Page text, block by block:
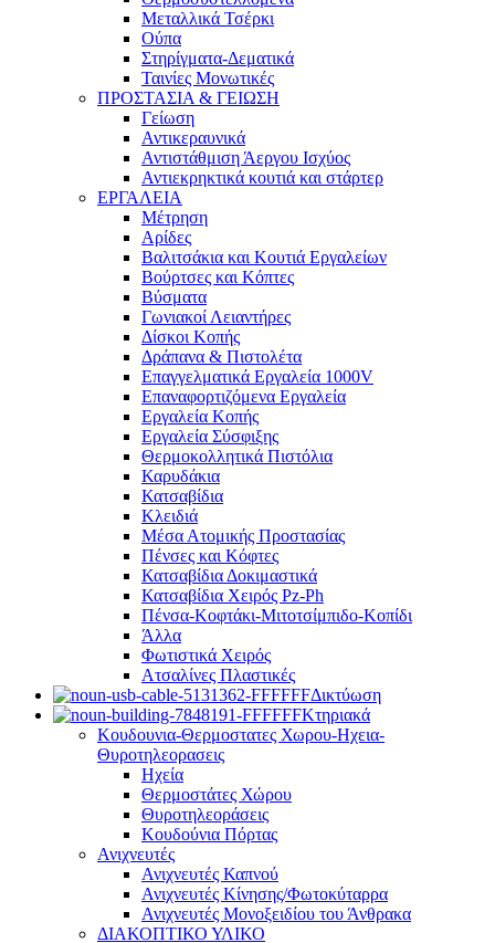
Μεταλλικά Τσέρκι
Ούπα
Στηρίγματα-Δεματικά
Ταινίες Μονωτικές
ΠΡΟΣΤΑΣΙΑ & ΓΕΙΩΣΗ
Γείωση
Αντικεραυνικά
Αντιστάθμιση Άεργου Ισχύος
Αντιεκρηκτικά κουτιά και στάρτερ
ΕΡΓΑΛΕΙΑ
Μέτρηση
Αρίδες
Βαλιτσάκια και Κουτιά Εργαλείων
Βούρτσες και Κόπτες
Βύσματα
Γωνιακοί Λειαντήρες
Δίσκοι Κοπής
Δράπανα & Πιστολέτα
Επαγγελματικά Εργαλεία 1000V
Επαναφορτιζόμενα Εργαλεία
Εργαλεία Κοπής
Εργαλεία Σύσφιξης
Θερμοκολλητικά Πιστόλια
Καρυδάκια
Κατσαβίδια
Κλειδιά
Μέσα Ατομικής Προστασίας
Πένσες και Κόφτες
Κατσαβίδια Δοκιμαστικά
Κατσαβίδια Χειρός Pz-Ph
Πένσα-Κοφτάκι-Μιτοτσίμπιδο-Κοπίδι
Άλλα
Φωτιστικά Χειρός
Ατσαλίνες Πλαστικές
Δικτύωση
Κτηριακά
Κουδουνια-Θερμοστατες Χωρου-Ηχεια-
Θυροτηλεορασεις
Ηχεία
Θερμοστάτες Χώρου
Θυροτηλεοράσεις
Κουδούνια Πόρτας
Ανιχνευτές
Ανιχνευτές Καπνού
Ανιχνευτές Κίνησης/Φωτοκύταρρα
Ανιχνευτές Μονοξειδίου του Άνθρακα
ΔΙΑΚΟΠΤΙΚΟ ΥΛΙΚΟ